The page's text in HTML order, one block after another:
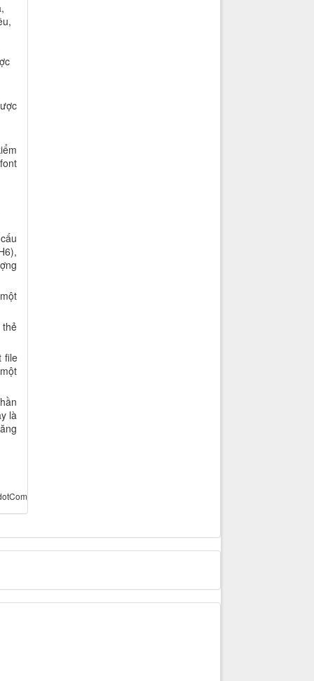
thẻ
file
là